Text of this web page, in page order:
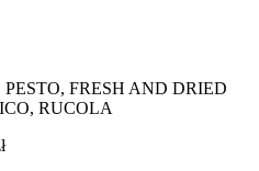
FRESH AND DRIED
RUCOLA